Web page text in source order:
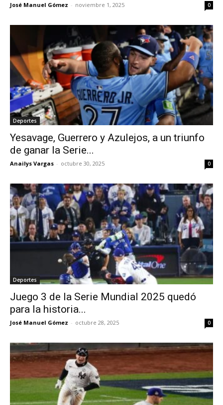
José Manuel Gómez - noviembre 1, 2025 0
Deportes
Yesavage, Guerrero y Azulejos, a un triunfo
de ganar la Serie...
Anailys Vargas - octubre 30, 2025 0
Deportes
Juego 3 de la Serie Mundial 2025 quedó
para la historia...
José Manuel Gómez - octubre 28, 2025 0